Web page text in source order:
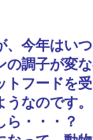
今年はい
調子が変な
トフードを
なのです。
ら・・・？